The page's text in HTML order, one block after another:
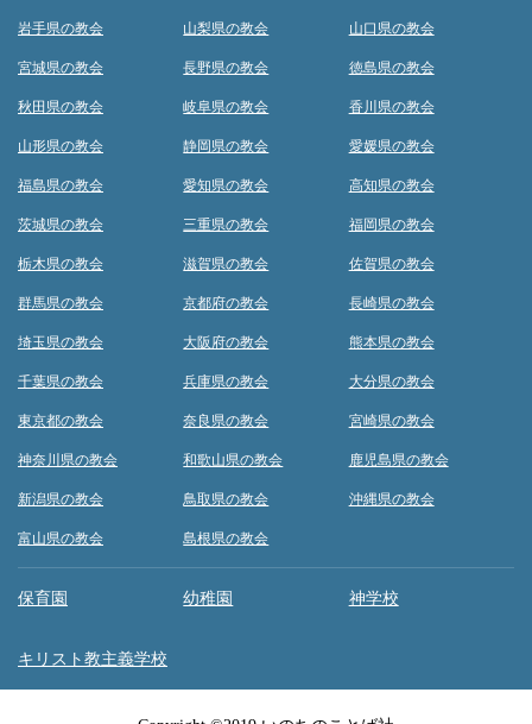
岩手県の教会
宮城県の教会
秋田県の教会
山形県の教会
福島県の教会
茨城県の教会
栃木県の教会
群馬県の教会
埼玉県の教会
千葉県の教会
東京都の教会
神奈川県の教会
新潟県の教会
富山県の教会
山梨県の教会
長野県の教会
岐阜県の教会
静岡県の教会
愛知県の教会
三重県の教会
滋賀県の教会
京都府の教会
大阪府の教会
兵庫県の教会
奈良県の教会
和歌山県の教会
鳥取県の教会
島根県の教会
山口県の教会
徳島県の教会
香川県の教会
愛媛県の教会
高知県の教会
福岡県の教会
佐賀県の教会
長崎県の教会
熊本県の教会
大分県の教会
宮崎県の教会
鹿児島県の教会
沖縄県の教会
保育園 幼稚園 神学校
キリスト教主義学校